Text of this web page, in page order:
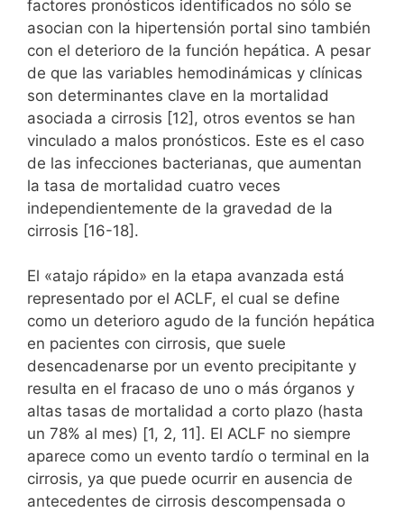
factores pronósticos identificados no sólo se
asocian con la hipertensión portal sino también
con el deterioro de la función hepática. A pesar
de que las variables hemodinámicas y clínicas
son determinantes clave en la mortalidad
asociada a cirrosis [12], otros eventos se han
vinculado a malos pronósticos. Este es el caso
de las infecciones bacterianas, que aumentan
la tasa de mortalidad cuatro veces
independientemente de la gravedad de la
cirrosis [16-18].
El «atajo rápido» en la etapa avanzada está
representado por el ACLF, el cual se define
como un deterioro agudo de la función hepática
en pacientes con cirrosis, que suele
desencadenarse por un evento precipitante y
resulta en el fracaso de uno o más órganos y
altas tasas de mortalidad a corto plazo (hasta
un 78% al mes) [1, 2, 11]. El ACLF no siempre
aparece como un evento tardío o terminal en la
cirrosis, ya que puede ocurrir en ausencia de
antecedentes de cirrosis descompensada o